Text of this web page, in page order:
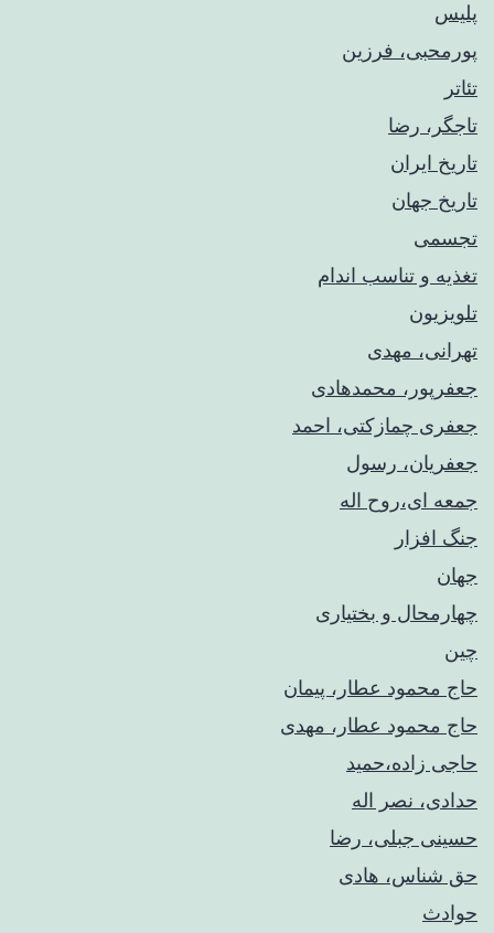
پلیس
پورمحبی، فرزین
تئاتر
تاجگر، رضا
تاریخ ایران
تاریخ جهان
تجسمی
تغذیه و تناسب اندام
تلویزیون
تهرانی، مهدی
جعفرپور، محمدهادی
جعفری چمازکتی، احمد
جعفریان، رسول
جمعه ای،روح اله
جنگ افزار
جهان
چهارمحال و بختیاری
چین
حاج محمود عطار، پیمان
حاج محمود عطار، مهدی
حاجی زاده،حمید
حدادی، نصر اله
حسینی جبلی، رضا
حق شناس، هادی
حوادث